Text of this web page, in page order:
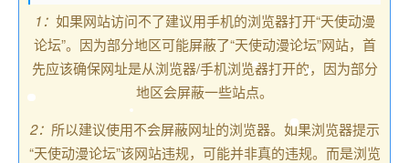
1： 如果网站访问不了建议用手机的浏览器打开“天使动漫
论坛”。因为部分地区可能屏蔽了“天使动漫论坛”网站，首
先应该确保网址是从浏览器/手机浏览器打开的，因为部分
地区会屏蔽一些站点。
2： 所以建议使用不会屏蔽网址的浏览器。如果浏览器提示
“天使动漫论坛”该网站违规，可能并非真的违规。而是浏览